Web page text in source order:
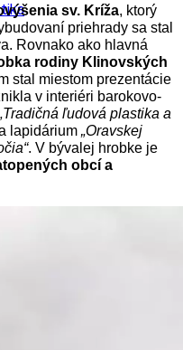
sv. Kríža, ktorý
priehrady sa stal
Rovnako ako hlavná
rodiny Klinovských
stal miestom prezentácie
v interiéri barokovo-
ľudová plastika a
lapidárium „Oravskej
. V bývalej hrobke je
obcí a